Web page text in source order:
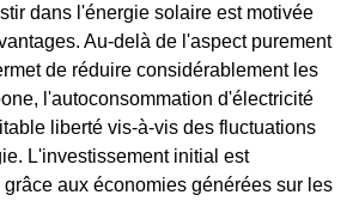
dans l'énergie solaire est motivée
Au-delà de l'aspect purement
de réduire considérablement les
l'autoconsommation d'électricité
liberté vis-à-vis des fluctuations
L'investissement initial est
aux économies générées sur les